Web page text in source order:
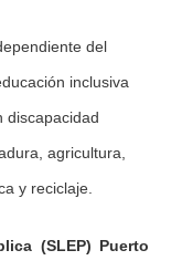
del
inclusiva
discapacidad
agricultura,
y reciclaje.
(SLEP) Puerto